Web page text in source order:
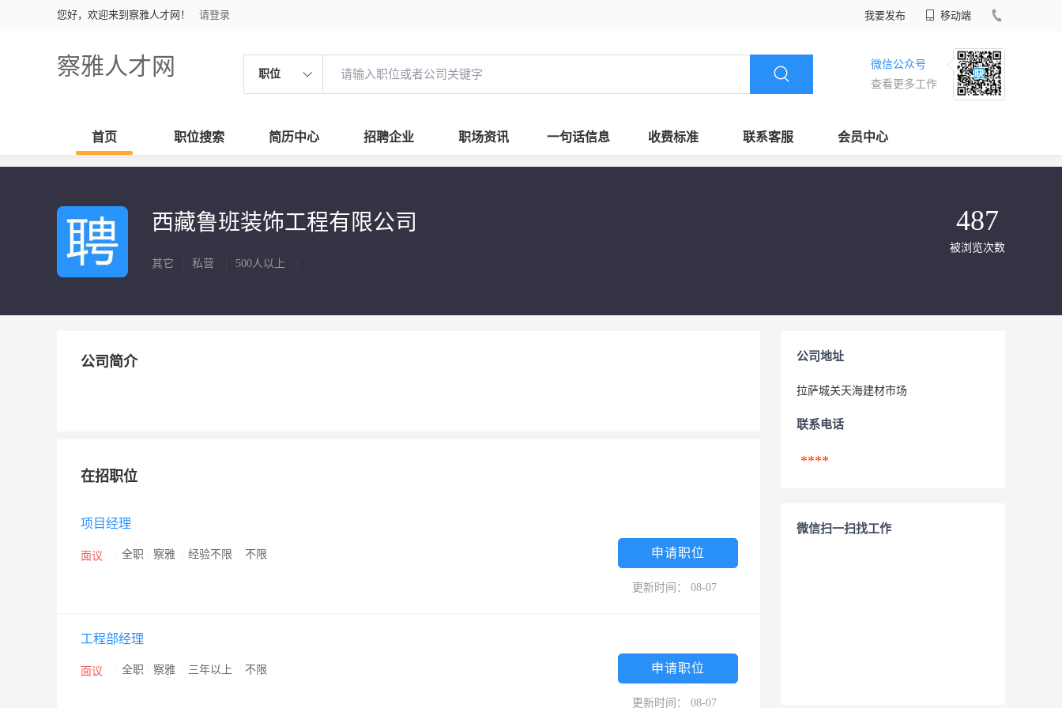
您好，欢迎来到察雅人才网！ 请登录 我要发布 移动端
察雅人才网 职位
微信公众号
查看更多工作
首页 职位搜索 简历中心 招聘企业 职场资讯 一句话信息 收费标准 联系客服 会员中心
西藏鲁班装饰工程有限公司
其它 私营 500人以上
487
被浏览次数
公司简介
在招职位
项目经理
面议 全职 察雅 经验不限 不限 申请职位
更新时间： 08-07
工程部经理
面议 全职 察雅 三年以上 不限 申请职位
更新时间： 08-07
公司地址
拉萨城关天海建材市场
联系电话
****
微信扫一扫找工作